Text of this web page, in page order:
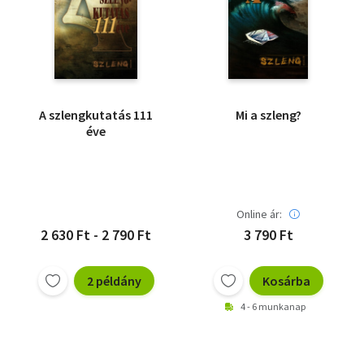
A szlengkutatás 111
éve
2 630 Ft - 2 790 Ft
2 példány
Mi a szleng?
Online ár:
3 790 Ft
Kosárba
4 - 6 munkanap